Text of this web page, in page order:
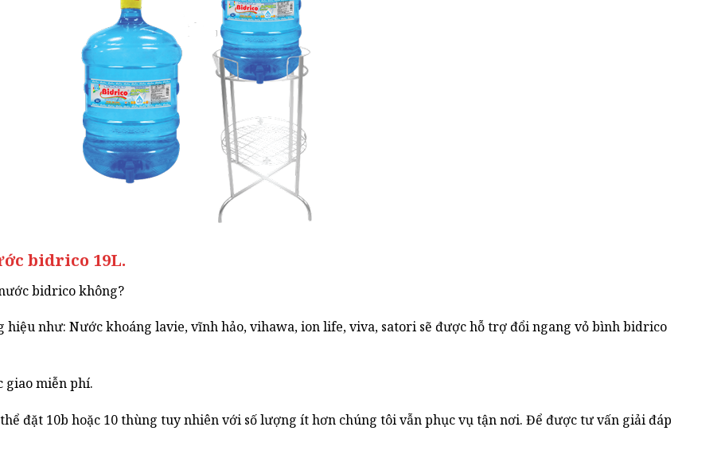
bidrico 19L.
bidrico không?
như: Nước khoáng lavie, vĩnh hảo, vihawa, ion life, viva, satori sẽ được hỗ trợ đổi ngang vỏ bình bidrico
giao miễn phí.
đặt 10b hoặc 10 thùng tuy nhiên với số lượng ít hơn chúng tôi vẫn phục vụ tận nơi. Để được tư vấn giải đáp